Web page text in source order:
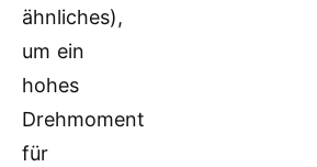
ähnliches),
um ein
hohes
Drehmoment
für